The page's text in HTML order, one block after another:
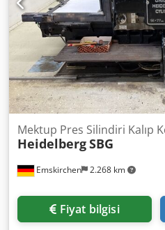
Emskirchen 2.268 km
Mektup Pres Silindiri Kalıp
HeidelbergSBG
Fiyat bilgisi